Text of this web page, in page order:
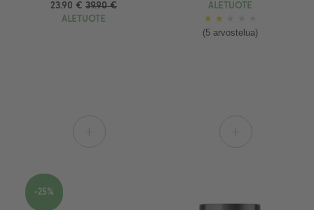
23.90 € 39.90 €
ALETUOTE
ALETUOTE
★ ★
(5 arvostelua)
-25%